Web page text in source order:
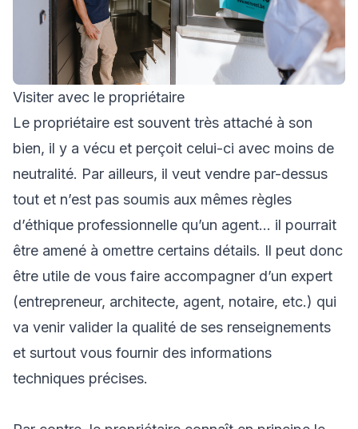
Visiter avec le propriétaire
Le propriétaire est souvent très attaché à son
bien, il y a vécu et perçoit celui-ci avec moins de
neutralité. Par ailleurs, il veut vendre par-dessus
tout et n’est pas soumis aux mêmes règles
d’éthique professionnelle qu’un agent… il pourrait
être amené à omettre certains détails. Il peut donc
être utile de vous faire accompagner d’un expert
(entrepreneur, architecte, agent, notaire, etc.) qui
va venir valider la qualité de ses renseignements
et surtout vous fournir des informations
techniques précises.